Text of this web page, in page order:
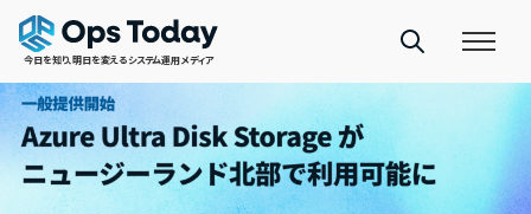
今日を知り、明日を変えるシステム運用メディア